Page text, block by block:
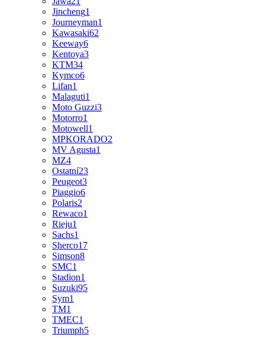
Jincheng1
Journeyman1
Kawasaki62
Keeway6
Kentoya3
KTM34
Kymco6
Lifan1
Malaguti1
Moto Guzzi3
Motorro1
Motowell1
MPKORADO2
MV Agusta1
MZ4
Ostatní23
Peugeot3
Piaggio6
Polaris2
Rewaco1
Rieju1
Sachs1
Sherco17
Simson8
SMC1
Stadion1
Suzuki95
Sym1
TM1
TMEC1
Triumph5